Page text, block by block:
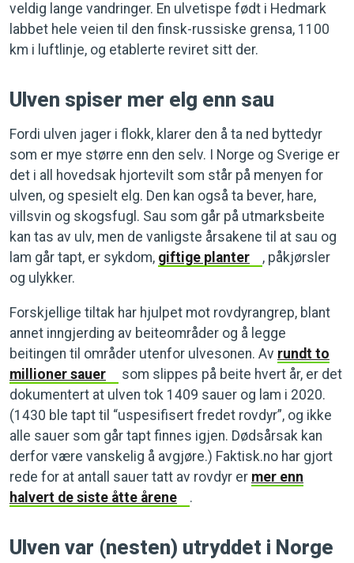
veldig lange vandringer. En ulvetispe født i Hedmark
labbet hele veien til den finsk-russiske grensa, 1100
km i luftlinje, og etablerte reviret sitt der.
Ulven spiser mer elg enn sau
Fordi ulven jager i flokk, klarer den å ta ned byttedyr
som er mye større enn den selv. I Norge og Sverige er
det i all hovedsak hjortevilt som står på menyen for
ulven, og spesielt elg. Den kan også ta bever, hare,
villsvin og skogsfugl. Sau som går på utmarksbeite
kan tas av ulv, men de vanligste årsakene til at sau og
lam går tapt, er sykdom, giftige planter
, påkjørsler
og ulykker.
Forskjellige tiltak har hjulpet mot rovdyrangrep, blant
annet inngjerding av beiteområder og å legge
beitingen til områder utenfor ulvesonen. Av rundt to
millioner sauer
som slippes på beite hvert år, er det
dokumentert at ulven tok 1409 sauer og lam i 2020.
(1430 ble tapt til “uspesifisert fredet rovdyr”, og ikke
alle sauer som går tapt finnes igjen. Dødsårsak kan
derfor være vanskelig å avgjøre.) Faktisk.no har gjort
rede for at antall sauer tatt av rovdyr er mer enn
halvert de siste åtte årene
.
Ulven var (nesten) utryddet i Norge